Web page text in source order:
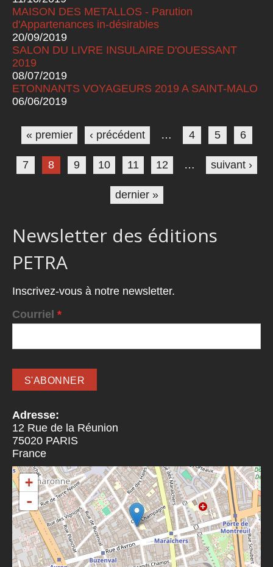
MAISON DES METALLOS - Parution
d'Appartenances in-désirables
20/09/2019
SALON DU LIVRE INSULAIRE D'OUESSANT
2019
08/07/2019
ETONNANTS VOYAGEURS 2019 A SAINT-MALO
06/06/2019
Pages
« premier ‹ précédent … 4 5 6
7 8 9 10 11 12 … suivant ›
dernier »
Newsletter des éditions
PETRA
Inscrivez-vous à notre newsletter.
Courriel *
Adresse:
12 Rue de la Réunion
75020 PARIS
France
+
-